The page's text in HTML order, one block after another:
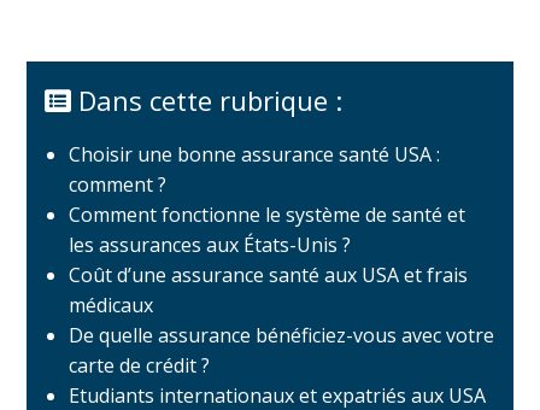
Dans cette rubrique :
Choisir une bonne assurance santé USA :
comment ?
Comment fonctionne le système de santé et
les assurances aux États-Unis ?
Coût d’une assurance santé aux USA et frais
médicaux
De quelle assurance bénéficiez-vous avec votre
carte de crédit ?
Etudiants internationaux et expatriés aux USA